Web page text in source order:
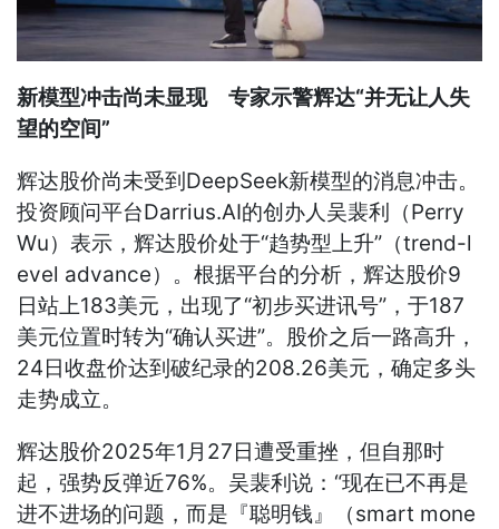
新模型冲击尚未显现 专家示警辉达“并无让人失
望的空间”
辉达股价尚未受到DeepSeek新模型的消息冲击。
投资顾问平台Darrius.AI的创办人吴裴利（Perry
Wu）表示，辉达股价处于“趋势型上升”（trend-l
evel advance）。根据平台的分析，辉达股价9
日站上183美元，出现了“初步买进讯号”，于187
美元位置时转为“确认买进”。股价之后一路高升，
24日收盘价达到破纪录的208.26美元，确定多头
走势成立。
辉达股价2025年1月27日遭受重挫，但自那时
起，强势反弹近76%。吴裴利说：“现在已不再是
进不进场的问题，而是『聪明钱』（smart mone